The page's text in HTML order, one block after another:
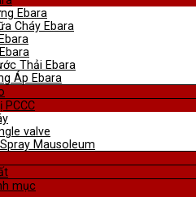
Ebara
Cháy Ebara
Thải Ebara
Áp Ebara
PCCC
valve
Mausoleum
mục